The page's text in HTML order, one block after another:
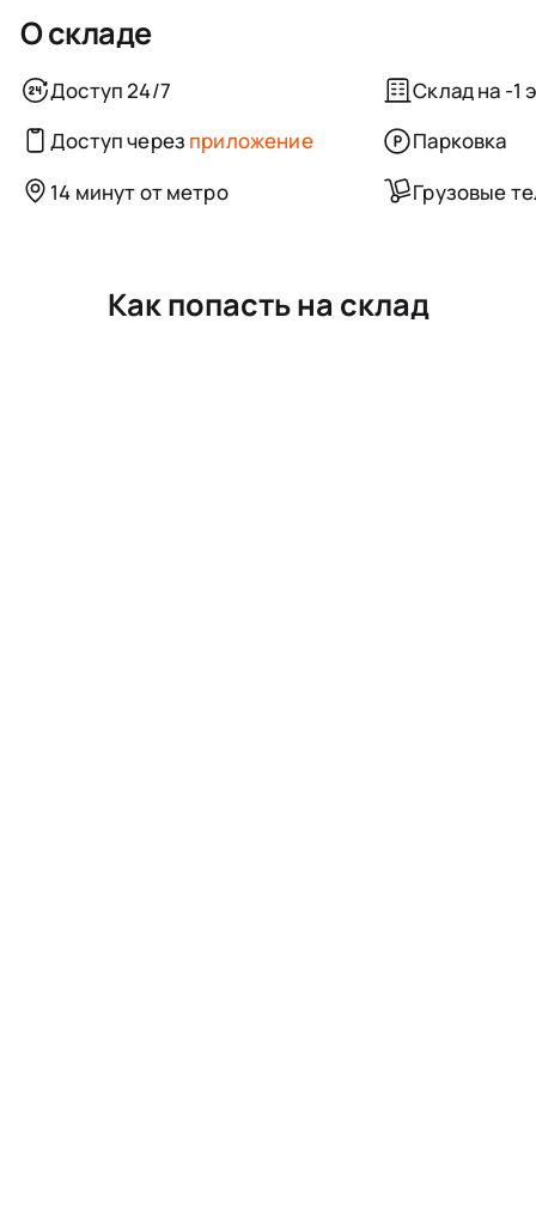
О складе
Доступ 24/7
Склад на -1
Доступ через приложение
Парковка
14 минут от метро
Грузовые
Как попасть на склад